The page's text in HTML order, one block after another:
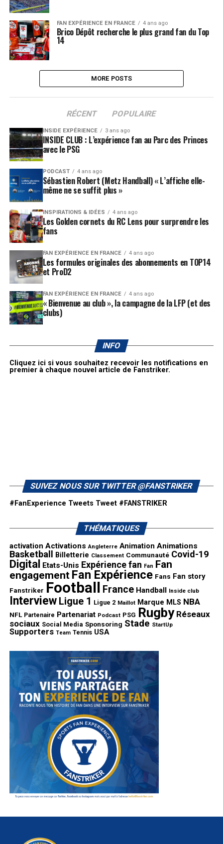
FAN EXPÉRIENCE EN FRANCE 4 ans ago
Brico Dépôt recherche le plus grand fan du Top
14
MORE POSTS
RÉCENT POPULAIRE
INSIDE EXPÉRIENCE 3 ans ago
INSIDE CLUB : L’expérience fan au Parc des Princes
avec le PSG
PODCAST 4 ans ago
Sébastien Robert (Metz Handball) « L’affiche elle-
même ne se suffit plus »
INSPIRATIONS & IDÉES 4 ans ago
Les Golden cornets du RC Lens pour surprendre les
fans
FAN EXPÉRIENCE EN FRANCE 4 ans ago
Les formules originales des abonnements en TOP14
et ProD2
FAN EXPÉRIENCE EN FRANCE 4 ans ago
« Bienvenue au club », la campagne de la LFP (et des
clubs)
INFO
Cliquez ici si vous souhaitez recevoir les notifications en
premier à chaque nouvel article de Fanstriker.
SUIVEZ NOUS SUR TWITTER @FANSTRIKER
#FanExperience Tweets Tweet #FANSTRIKER
THÉMATIQUES
activation Activations Angleterre Animation Animations
Basketball Billetterie Classement Communauté Covid-19
Digital Etats-Unis Expérience fan Fan Fan
engagement Fan Expérience Fans Fan story
Fanstriker Football France Handball Inside club
Interview Ligue 1 Ligue 2 Maillot Marque MLS NBA
NFL Partenaire Partenariat Podcast PSG Rugby Réseaux
sociaux Social Media Sponsoring Stade StartUp
Supporters Team Tennis USA